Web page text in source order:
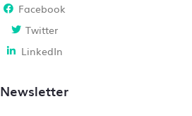
Facebook
Twitter
LinkedIn
Newsletter